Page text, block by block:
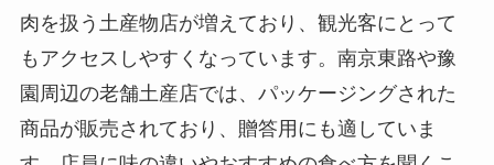
肉を扱う土産物店が増えており、観光客にとって
もアクセスしやすくなっています。南京東路や豫
園周辺の老舗土産店では、パッケージングされた
商品が販売されており、贈答用にも適していま